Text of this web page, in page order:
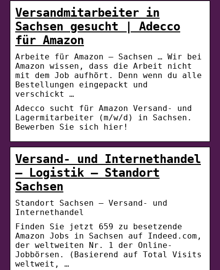
Versandmitarbeiter in
Sachsen gesucht | Adecco
für Amazon
Arbeite für Amazon – Sachsen … Wir bei
Amazon wissen, dass die Arbeit nicht
mit dem Job aufhört. Denn wenn du alle
Bestellungen eingepackt und
verschickt …
Adecco sucht für Amazon Versand- und
Lagermitarbeiter (m/w/d) in Sachsen.
Bewerben Sie sich hier!
Versand- und Internethandel
– Logistik – Standort
Sachsen
Standort Sachsen – Versand- und
Internethandel
Finden Sie jetzt 659 zu besetzende
Amazon Jobs in Sachsen auf Indeed.com,
der weltweiten Nr. 1 der Online-
Jobbörsen. (Basierend auf Total Visits
weltweit, …